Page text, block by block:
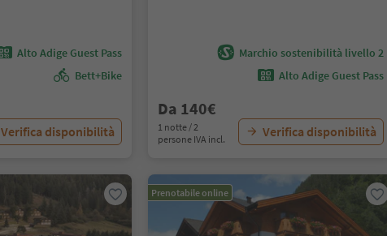
Alto Adige Guest Pass
Bett+Bike
Verifica disponibilità
Marchio sostenibilità livello 2
Alto Adige Guest Pass
Da 140€
1 notte / 2
persone IVA incl.
Verifica disponibilità
Prenotabile online